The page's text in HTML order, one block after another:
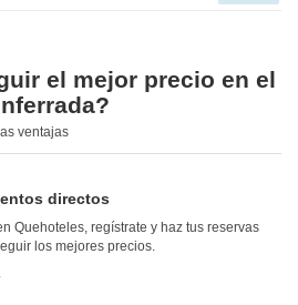
el mejor precio en el
ventajas
directos
Quehoteles, regístrate y haz tus reservas
los mejores precios.